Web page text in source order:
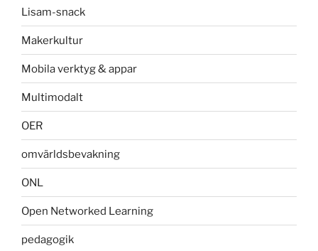
Lisam-snack
Makerkultur
Mobila verktyg & appar
Multimodalt
OER
omvärldsbevakning
ONL
Open Networked Learning
pedagogik